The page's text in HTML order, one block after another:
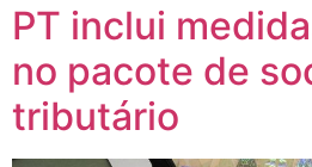
PT inclui
no pacote de
tributário